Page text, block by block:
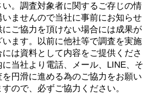
。調査対象者に関するご存じの情
ませんので当社に事前にお知らせ
にご協力を頂けない場合には成果が
ます。以前に他社等で調査を実施
は資料として内容をご提供くださ
当社より電話、メール、LINE、そ
円滑に進める為のご協力をお願い
ので、必ずご協力ください。